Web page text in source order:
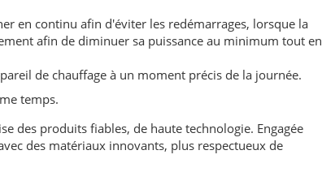
en continu afin d'éviter les redémarrages, lorsque la
afin de diminuer sa puissance au minimum tout en
de chauffage à un moment précis de la journée.
temps.
des produits fiables, de haute technologie. Engagée
des matériaux innovants, plus respectueux de